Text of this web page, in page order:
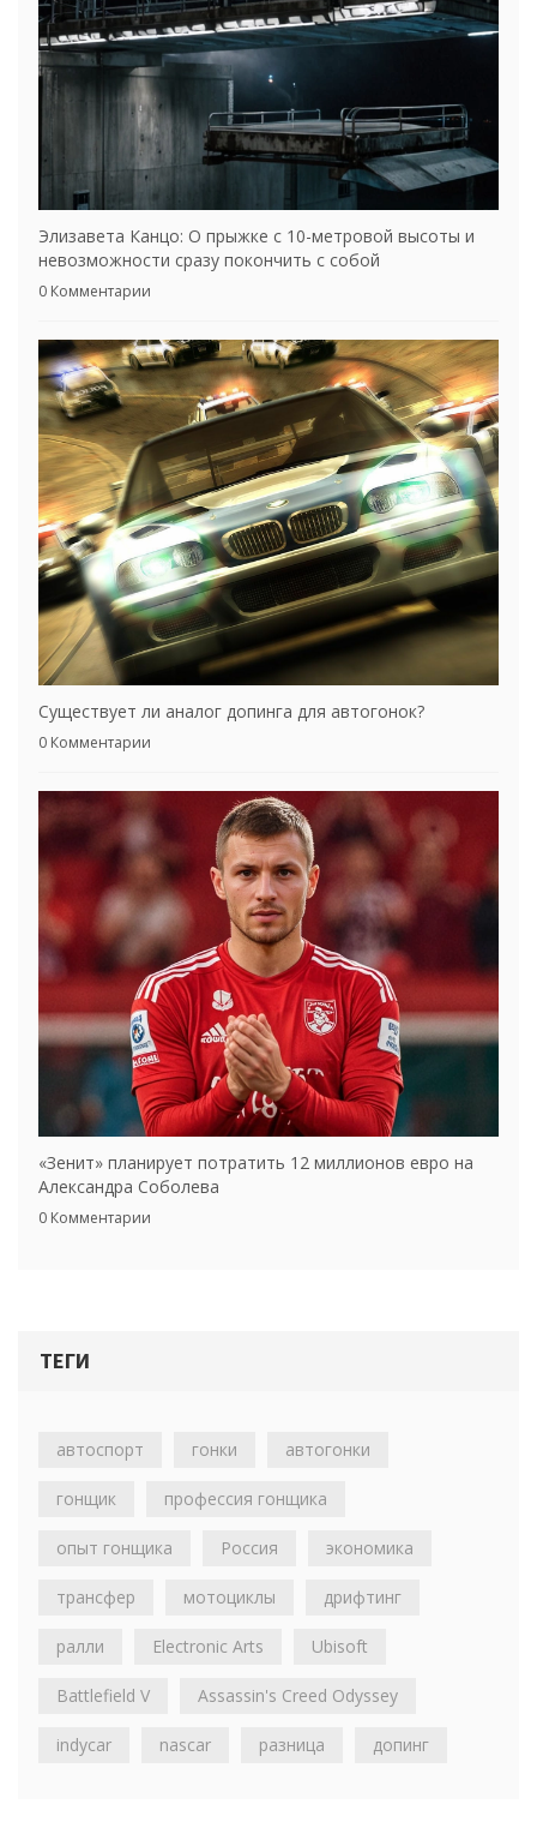
Элизавета Канцо: О прыжке с 10-метровой высоты и
невозможности сразу покончить с собой
0 Комментарии
Существует ли аналог допинга для автогонок?
0 Комментарии
«Зенит» планирует потратить 12 миллионов евро на
Александра Соболева
0 Комментарии
ТЕГИ
автоспорт гонки автогонки
гонщик профессия гонщика
опыт гонщика Россия экономика
трансфер мотоциклы дрифтинг
ралли Electronic Arts Ubisoft
Battlefield V Assassin's Creed Odyssey
indycar nascar разница допинг